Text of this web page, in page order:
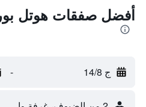
أفضل صفقات هوتل
ج 14/8 -